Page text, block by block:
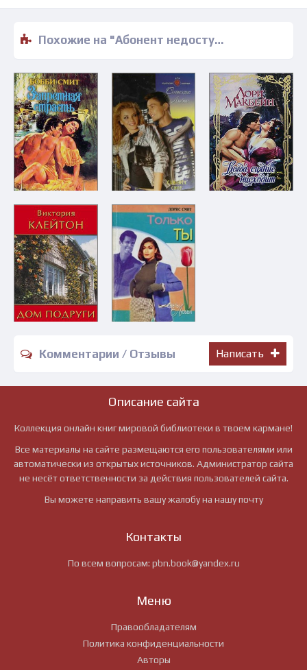
Похожие на "Абонент недоступен - Юлия Комольцева" книги читать бесплатно полные версии
Комментарии / Отзывы Написать
Описание сайта
Коллекция онлайн книг мировой библиотеки в твоем кармане!
Все материалы на сайте размещаются его пользователями или
автоматически из открытых источников. Администратор сайта
не несёт ответственности за действия пользователей сайта.
Вы можете направить вашу жалобу на нашу почту
Контакты
По всем вопросам: pbn.book@yandex.ru
Меню
Правообладателям
Политика конфиденциальности
Авторы